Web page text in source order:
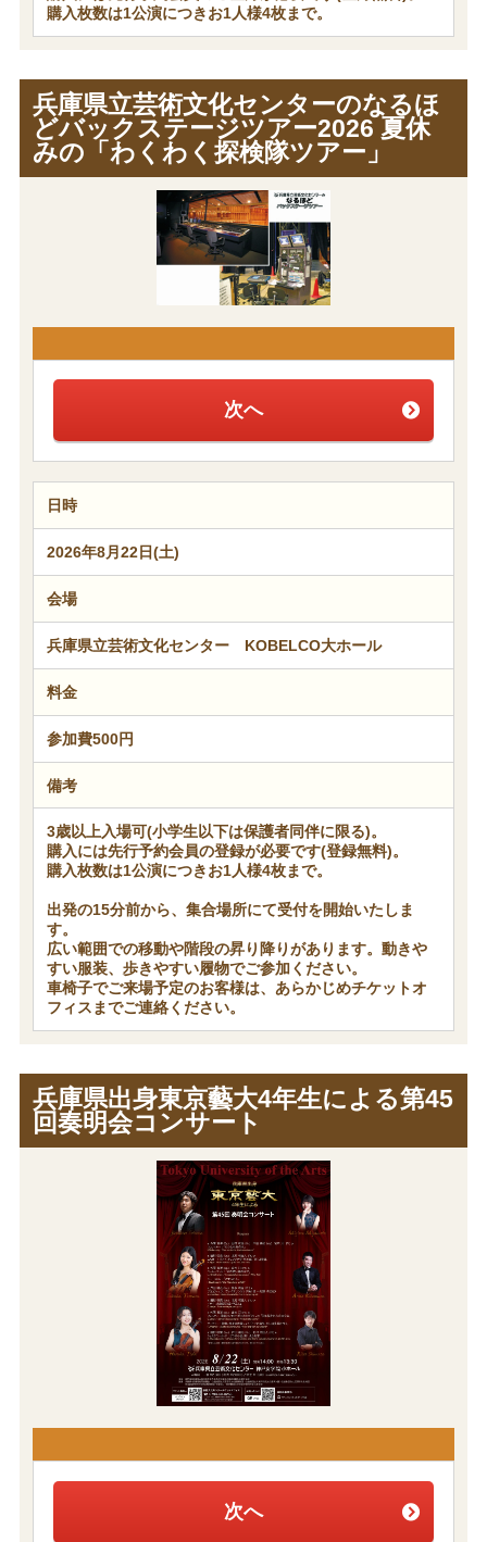
購入枚数は1公演につきお1人様4枚まで。
兵庫県立芸術文化センターのなるほ
どバックステージツアー2026 夏休
みの「わくわく探検隊ツアー」
次へ
日時
2026年8月22日(土)
会場
兵庫県立芸術文化センター KOBELCO大ホール
料金
参加費500円
備考
3歳以上入場可(小学生以下は保護者同伴に限る)。
購入には先行予約会員の登録が必要です(登録無料)。
購入枚数は1公演につきお1人様4枚まで。
出発の15分前から、集合場所にて受付を開始いたしま
す。
広い範囲での移動や階段の昇り降りがあります。動きや
すい服装、歩きやすい履物でご参加ください。
車椅子でご来場予定のお客様は、あらかじめチケットオ
フィスまでご連絡ください。
兵庫県出身東京藝大4年生による第45
回奏明会コンサート
次へ